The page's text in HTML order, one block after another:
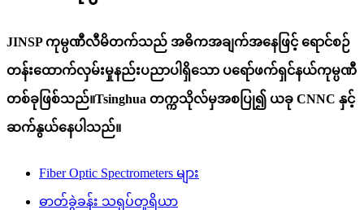
JINSP ကုမ္ပဏီလီမိတက်သည် အဓိကအချက်အနေဖြင့် ရောင်စဉ်
တန်းထောက်လှမ်းမှုနည်းပညာပါရှိသော ပရော်ဖက်ရှင်နယ်ကုမ္ပဏီ
တစ်ခုဖြစ်သည်။Tsinghua တက္ကသိုလ်မှအစပြု၍ ယခု CNNC နှင့်
ဆက်နွယ်နေပါသည်။
Fiber Optic Spectrometers များ
ဓာတ်ခွဲခန်း သရုပ်တူရိယာ